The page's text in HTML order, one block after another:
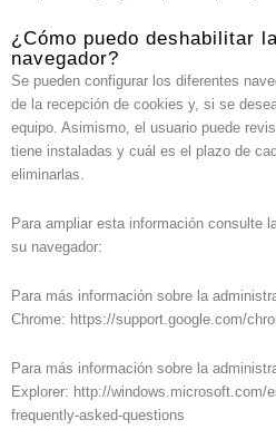
¿Cómo puedo deshabilitar
navegador?
Se pueden configurar los diferentes
de la recepción de cookies y, si se
equipo. Asimismo, el usuario puede
tiene instaladas y cuál es el plazo de
eliminarlas.
Para ampliar esta información consulte
su navegador:
Para más información sobre la
Chrome: https://support.google.com/
Para más información sobre la
Explorer: http://windows.microsoft.com/
frequently-asked-questions